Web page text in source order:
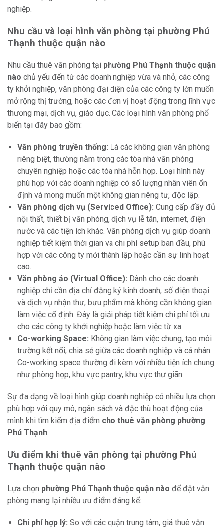
nghiệp.
Nhu cầu và loại hình văn phòng tại phường Phú
Thạnh thuộc quận nào
Nhu cầu thuê văn phòng tại phường Phú Thạnh thuộc quận
nào chủ yếu đến từ các doanh nghiệp vừa và nhỏ, các công
ty khởi nghiệp, văn phòng đại diện của các công ty lớn muốn
mở rộng thị trường, hoặc các đơn vị hoạt động trong lĩnh vực
thương mại, dịch vụ, giáo dục. Các loại hình văn phòng phổ
biến tại đây bao gồm:
Văn phòng truyền thống: Là các không gian văn phòng
riêng biệt, thường nằm trong các tòa nhà văn phòng
chuyên nghiệp hoặc các tòa nhà hỗn hợp. Loại hình này
phù hợp với các doanh nghiệp có số lượng nhân viên ổn
định và mong muốn một không gian riêng tư, độc lập.
Văn phòng dịch vụ (Serviced Office): Cung cấp đầy đủ
nội thất, thiết bị văn phòng, dịch vụ lễ tân, internet, điện
nước và các tiện ích khác. Văn phòng dịch vụ giúp doanh
nghiệp tiết kiệm thời gian và chi phí setup ban đầu, phù
hợp với các công ty mới thành lập hoặc cần sự linh hoạt
cao.
Văn phòng ảo (Virtual Office): Dành cho các doanh
nghiệp chỉ cần địa chỉ đăng ký kinh doanh, số điện thoại
và dịch vụ nhận thư, bưu phẩm mà không cần không gian
làm việc cố định. Đây là giải pháp tiết kiệm chi phí tối ưu
cho các công ty khởi nghiệp hoặc làm việc từ xa.
Co-working Space: Không gian làm việc chung, tạo môi
trường kết nối, chia sẻ giữa các doanh nghiệp và cá nhân.
Co-working space thường đi kèm với nhiều tiện ích chung
như phòng họp, khu vực pantry, khu vực thư giãn.
Sự đa dạng về loại hình giúp doanh nghiệp có nhiều lựa chọn
phù hợp với quy mô, ngân sách và đặc thù hoạt động của
mình khi tìm kiếm địa điểm cho thuê văn phòng phường
Phú Thạnh.
Ưu điểm khi thuê văn phòng tại phường Phú
Thạnh thuộc quận nào
Lựa chọn phường Phú Thạnh thuộc quận nào để đặt văn
phòng mang lại nhiều ưu điểm đáng kể:
Chi phí hợp lý: So với các quận trung tâm, giá thuê văn